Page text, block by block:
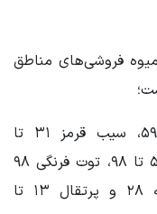
فروشی‌های مناطق
هر کیلو گرم سیب زرد ۳۱ تا ۵۹.۸۰۰، سیب قرمز ۳۱ تا
۵۹.۸۰۰، لیمو شیرین ۴۴.۸۰۰، کیوی ۵۲ تا ۹۸، توت فرنگی ۹۸
تا ۱۸۹، گریپ‌فروت ۱۸ تا ۲۴.۸۰۰ به ۲۸ و پرتقال ۱۳ تا